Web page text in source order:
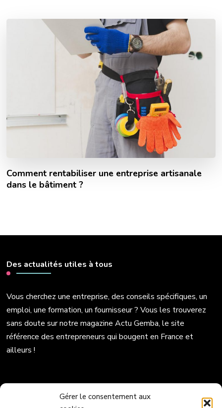
Gérer le consentement aux
Comment rentabiliser une entreprise artisanale
dans le bâtiment ?
Des actualités utiles à tous
Vous cherchez une entreprise, des conseils spécifiques, un
emploi, une formation, un fournisseur ? Vous les trouverez
sans doute sur notre magazine Actu Gemba, le site
référence des entrepreneurs qui bougent en France et
ailleurs !